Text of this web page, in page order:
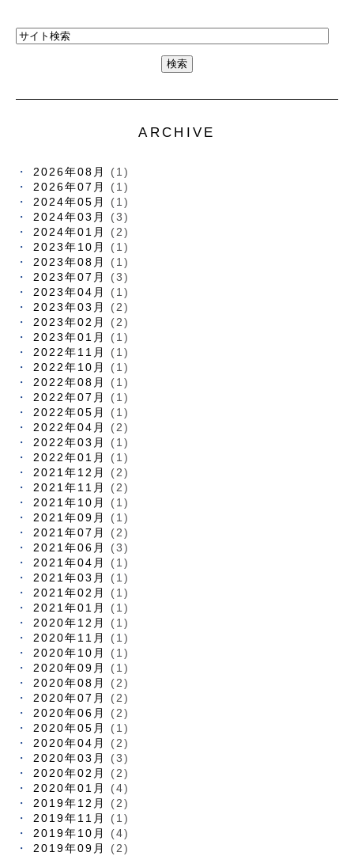
ARCHIVE
2026年08月
(1)
2026年07月
(1)
2024年05月
(1)
2024年03月
(3)
2024年01月
(2)
2023年10月
(1)
2023年08月
(1)
2023年07月
(3)
2023年04月
(1)
2023年03月
(2)
2023年02月
(2)
2023年01月
(1)
2022年11月
(1)
2022年10月
(1)
2022年08月
(1)
2022年07月
(1)
2022年05月
(1)
2022年04月
(2)
2022年03月
(1)
2022年01月
(1)
2021年12月
(2)
2021年11月
(2)
2021年10月
(1)
2021年09月
(1)
2021年07月
(2)
2021年06月
(3)
2021年04月
(1)
2021年03月
(1)
2021年02月
(1)
2021年01月
(1)
2020年12月
(1)
2020年11月
(1)
2020年10月
(1)
2020年09月
(1)
2020年08月
(2)
2020年07月
(2)
2020年06月
(2)
2020年05月
(1)
2020年04月
(2)
2020年03月
(3)
2020年02月
(2)
2020年01月
(4)
2019年12月
(2)
2019年11月
(1)
2019年10月
(4)
2019年09月
(2)